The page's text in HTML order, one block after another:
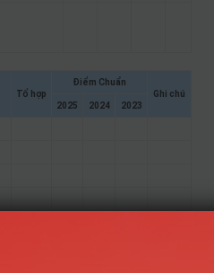
Tổ hợp
Điểm Chuẩn
Ghi chú
2025
2024 2023